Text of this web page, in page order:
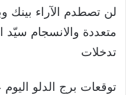
لن تصطدم الآراء بينك
متعددة والانسجام
تدخلات
توقعات برج الدلو